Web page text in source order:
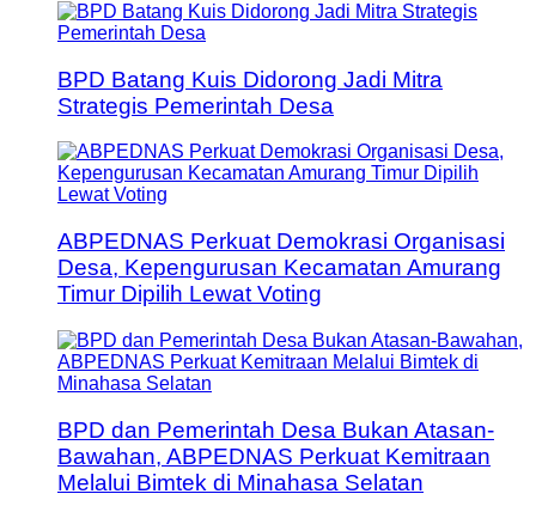
BPD Batang Kuis Didorong Jadi Mitra
Strategis Pemerintah Desa
ABPEDNAS Perkuat Demokrasi Organisasi
Desa, Kepengurusan Kecamatan Amurang
Timur Dipilih Lewat Voting
BPD dan Pemerintah Desa Bukan Atasan-
Bawahan, ABPEDNAS Perkuat Kemitraan
Melalui Bimtek di Minahasa Selatan